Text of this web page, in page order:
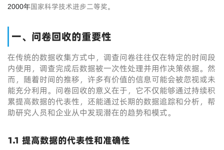
2000年国家科学技术进步二等奖。
一、问卷回收的重要性
在传统的数据收集方式中，调查问卷往往仅在特定的时间段
内使用，调查完成后数据被一次性处理并用作决策依据。然
而，随着时间的推移，许多有价值的信息可能会被忽视或未
能充分利用。问卷回收的意义在于，它不仅能够通过持续积
累提高数据的代表性，还能通过长期的数据追踪和分析，帮
助研究人员和企业从中发现潜在的趋势和模式。
1.1 提高数据的代表性和准确性